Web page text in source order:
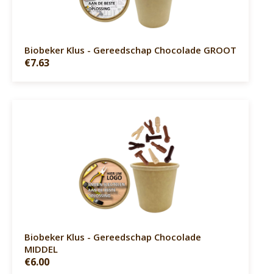
Biobeker Klus - Gereedschap Chocolade GROOT
€7.63
Biobeker Klus - Gereedschap Chocolade
MIDDEL
€6.00